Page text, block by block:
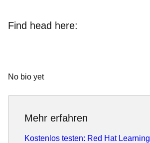
Find head here:
No bio yet
Mehr erfahren
Kostenlos testen: Red Hat